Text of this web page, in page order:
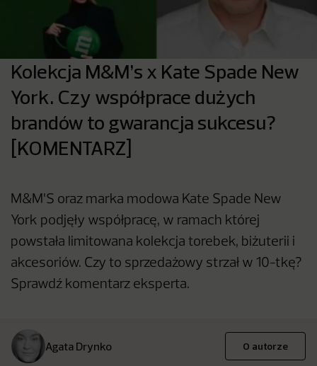
Kolekcja M&M’s x Kate Spade New
York. Czy współprace dużych
brandów to gwarancja sukcesu?
[KOMENTARZ]
M&M'S oraz marka modowa Kate Spade New
York podjęły współpracę, w ramach której
powstała limitowana kolekcja torebek, biżuterii i
akcesoriów. Czy to sprzedażowy strzał w 10-tkę?
Sprawdź komentarz eksperta.
Agata Drynko O autorze